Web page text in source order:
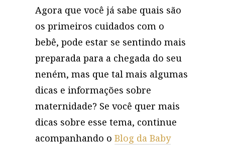
Agora que você já sabe quais são
os primeiros cuidados com o
bebê, pode estar se sentindo mais
preparada para a chegada do seu
neném, mas que tal mais algumas
dicas e informações sobre
maternidade? Se você quer mais
dicas sobre esse tema, continue
acompanhando o Blog da Baby